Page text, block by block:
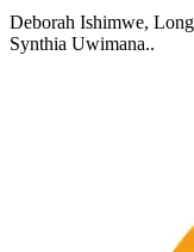
Deborah Ishimwe,
Synthia Uwimana..